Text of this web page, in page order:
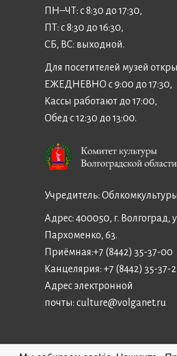
ПН–ЧТ: с 8:30 до 17:30,
ПТ: с 8:30 до 16:30,
СБ, ВС: выходной.
Для посетителей музей
ЕЖЕДНЕВНО с 9:00 до 17:30,
Кассы работают до 17:00,
Обед с 12:30 до 13:00.
Учредитель: Облкомкультуры
Адрес: 400050, г. Волгоград,
Пархоменко, 63.
Приёмная:+7 (8442) 35-37-00
Канцелярия: +7 (8442) 35-37-
Адрес электронной
почты: culture@volganet.ru